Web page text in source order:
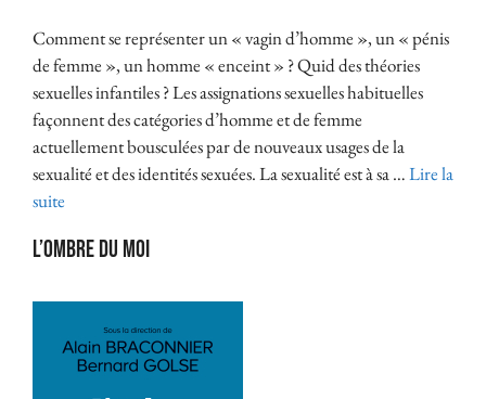
Comment se représenter un « vagin d’homme », un « pénis
de femme », un homme « enceint » ? Quid des théories
sexuelles infantiles ? Les assignations sexuelles habituelles
façonnent des catégories d’homme et de femme
actuellement bousculées par de nouveaux usages de la
sexualité et des identités sexuées. La sexualité est à sa …Lire la
suite
L’ombre du moi